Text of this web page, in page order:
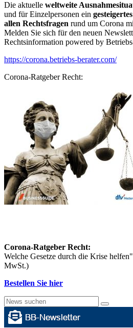
Die aktuelle weltweite
und für Einzelpersonen ein
allen Rechtsfragen rund um Corona
Melden Sie sich für den neuen
Rechtsinformation powered by
https://corona.betriebs-berater.com/
Corona-Ratgeber Recht:
Corona-Ratgeber Recht:
Welche Gesetze durch die Krise
MwSt.)
Bestellen Sie hier